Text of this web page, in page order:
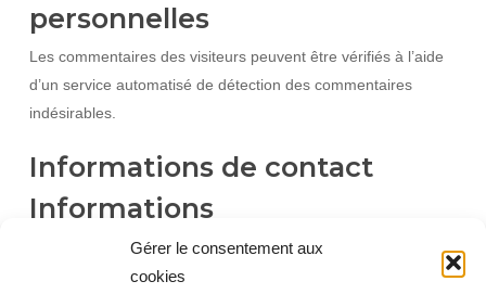
Gérer le consentement aux
cookies
personnelles
Les commentaires des visiteurs peuvent être vérifiés à l’aide
d’un service automatisé de détection des commentaires
indésirables.
Informations de contact
Informations
supplémentaires
Comment nous protégeons vos données